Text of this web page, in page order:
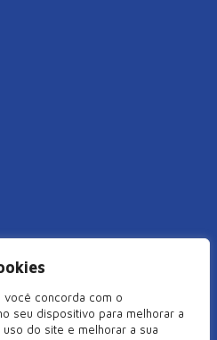
você concorda com o
seu dispositivo para melhorar a
do site e melhorar a sua
CNDL
de São Miguel do Oeste/SC –